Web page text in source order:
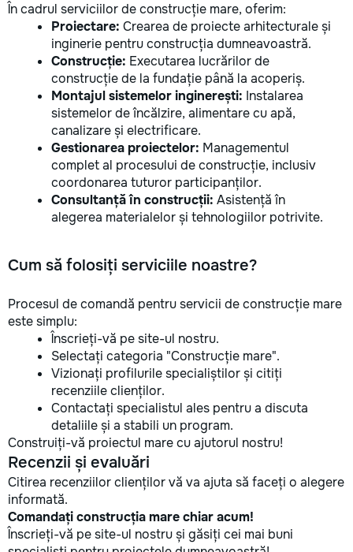
În cadrul serviciilor de construcție mare, oferim:
Proiectare: Crearea de proiecte arhitecturale și
inginerie pentru construcția dumneavoastră.
Construcție: Executarea lucrărilor de
construcție de la fundație până la acoperiș.
Montajul sistemelor inginerești: Instalarea
sistemelor de încălzire, alimentare cu apă,
canalizare și electrificare.
Gestionarea proiectelor: Managementul
complet al procesului de construcție, inclusiv
coordonarea tuturor participanților.
Consultanță în construcții: Asistență în
alegerea materialelor și tehnologiilor potrivite.
Cum să folosiți serviciile noastre?
Procesul de comandă pentru servicii de construcție mare
este simplu:
Înscrieți-vă pe site-ul nostru.
Selectați categoria "Construcție mare".
Vizionați profilurile specialiștilor și citiți
recenziile clienților.
Contactați specialistul ales pentru a discuta
detaliile și a stabili un program.
Construiți-vă proiectul mare cu ajutorul nostru!
Recenzii și evaluări
Citirea recenziilor clienților vă va ajuta să faceți o alegere
informată.
Comandați construcția mare chiar acum!
Înscrieți-vă pe site-ul nostru și găsiți cei mai buni